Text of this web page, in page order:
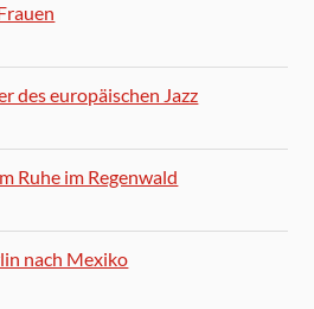
des europäischen Jazz
Ruhe im Regenwald
nach Mexiko